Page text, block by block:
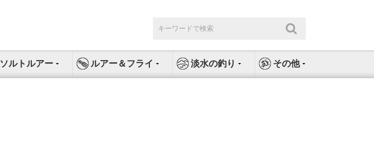
索:
ソルトルアー ルアー＆フライ 淡水の釣り その他